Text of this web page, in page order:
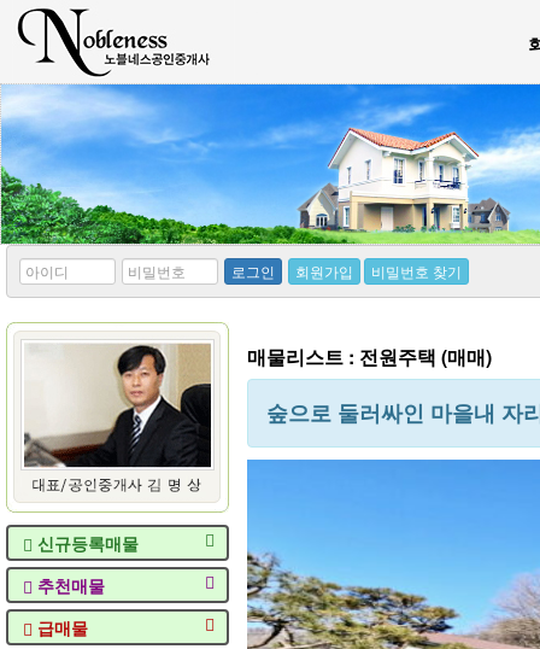
*
아
디
*
비
번
호
로그인 회원가입 비밀번호 찾기
신규등록매물
추천매물
급매물
매물리스트 : 전원주택 (매매)
숲으로 둘러싸인 마을내 자